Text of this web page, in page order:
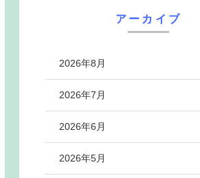
アーカイブ
2026年8月
2026年7月
2026年6月
2026年5月